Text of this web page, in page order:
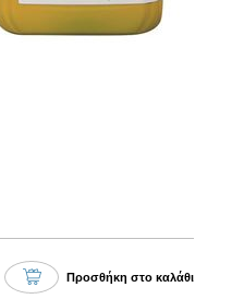
Προσθήκη στο καλάθι